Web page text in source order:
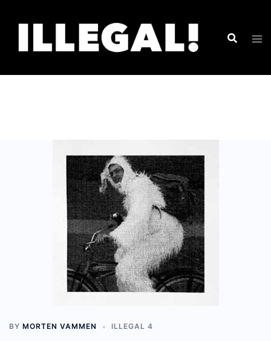
BY MORTEN VAMMEN ILLEGAL 4